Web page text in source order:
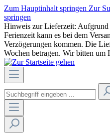
Zum Hauptinhalt springen Zur
springen
Hinweis zur Lieferzeit: Aufgrund
Ferienzeit kann es bei dem
Verzögerungen kommen. Die
Wochen betragen. Wir bitten um